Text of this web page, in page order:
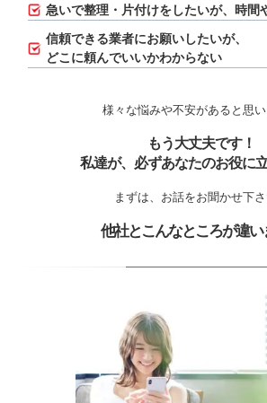
急いで整理・片付けをしたいが、 時間
信頼できる業者にお願いしたいが、
どこに頼んでいいかわからない
様々な悩みや不安があると思い
もう大丈夫です！
私達が、必ずあなたのお役に
まずは、お話をお聞かせ下さ
他社とこんなところが違い